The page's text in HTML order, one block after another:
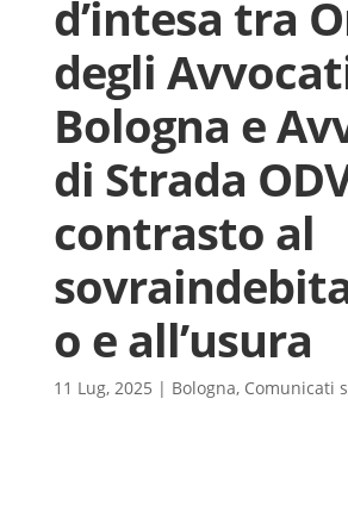
d’intesa tra
degli
Bologna e
di Strada
contrasto al
o e all’usura
11 Lug, 2025 | Bologna, Comunicati